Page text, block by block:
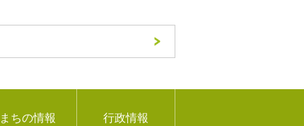
まちの情報 行政情報